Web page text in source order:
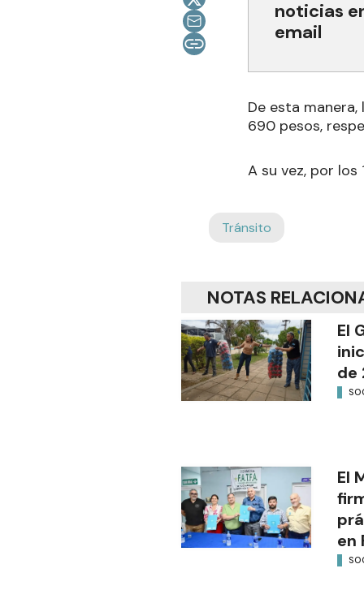
noticias
email
De esta
690 pesos,
A su vez, por
Tránsito
NOTAS
El
de
El
en